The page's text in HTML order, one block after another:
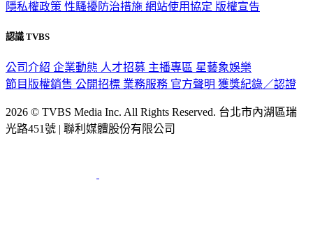
隱私權政策 性騷擾防治措施 網站使用協定 版權宣告
認識 TVBS
公司介紹 企業動態 人才招募 主播專區 星藝象娛樂
節目版權銷售 公開招標 業務服務 官方聲明 獲獎紀錄／認證
2026 © TVBS Media Inc. All Rights Reserved. 台北市內湖區瑞
光路451號 | 聯利媒體股份有限公司